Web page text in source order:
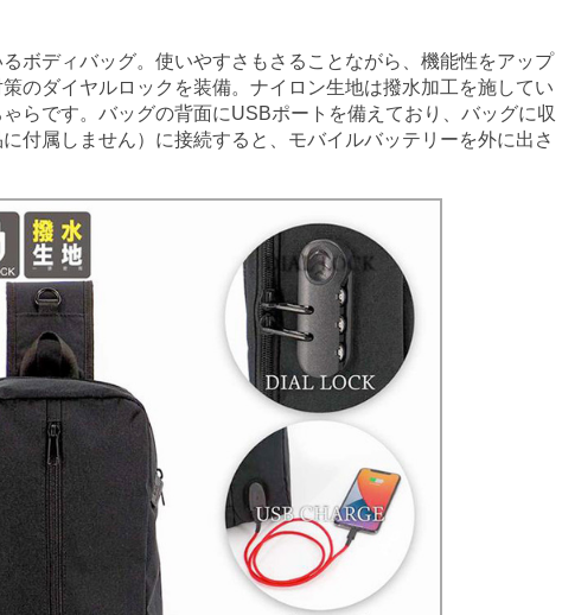
ボディバッグ。使いやすさもさることながら、機能性をアップ
のダイヤルロックを装備。ナイロン生地は撥水加工を施してい
らです。バッグの背面にUSBポートを備えており、バッグに収
付属しません）に接続すると、モバイルバッテリーを外に出さ